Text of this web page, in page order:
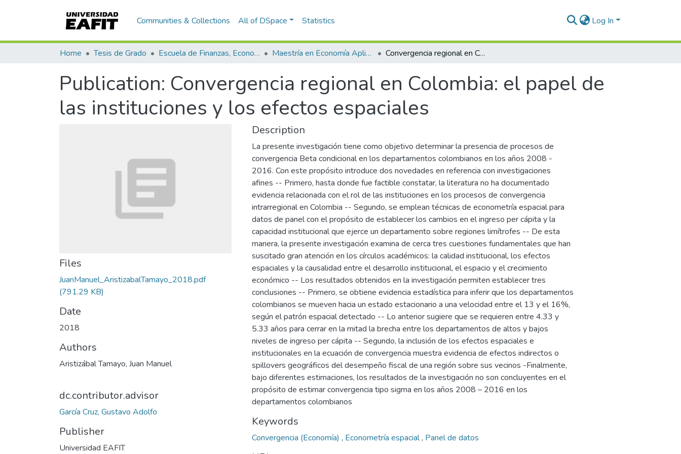
Communities & Collections All of DSpace Statistics Log In
Home Tesis de Grado Escuela de Finanzas, Economía y Gobierno Maestría en Economía Aplicada (tesis) Convergencia regional en Colombia: el papel de las instituciones y los efectos espaciales
Publication: Convergencia regional en Colombia: el papel de
las instituciones y los efectos espaciales
Files
JuanManuel_AristizabalTamayo_2018.pdf
(791.29 KB)
Date
2018
Authors
Aristizábal Tamayo, Juan Manuel
dc.contributor.advisor
García Cruz, Gustavo Adolfo
Publisher
Universidad EAFIT
Description
La presente investigación tiene como objetivo determinar la presencia de procesos de
convergencia Beta condicional en los departamentos colombianos en los años 2008 -
2016. Con este propósito introduce dos novedades en referencia con investigaciones
afines -- Primero, hasta donde fue factible constatar, la literatura no ha documentado
evidencia relacionada con el rol de las instituciones en los procesos de convergencia
intrarregional en Colombia -- Segundo, se emplean técnicas de econometría espacial para
datos de panel con el propósito de establecer los cambios en el ingreso per cápita y la
capacidad institucional que ejerce un departamento sobre regiones limítrofes -- De esta
manera, la presente investigación examina de cerca tres cuestiones fundamentales que han
suscitado gran atención en los círculos académicos: la calidad institucional, los efectos
espaciales y la causalidad entre el desarrollo institucional, el espacio y el crecimiento
económico -- Los resultados obtenidos en la investigación permiten establecer tres
conclusiones -- Primero, se obtiene evidencia estadística para inferir que los departamentos
colombianos se mueven hacia un estado estacionario a una velocidad entre el 13 y el 16%,
según el patrón espacial detectado -- Lo anterior sugiere que se requieren entre 4.33 y
5.33 años para cerrar en la mitad la brecha entre los departamentos de altos y bajos
niveles de ingreso per cápita -- Segundo, la inclusión de los efectos espaciales e
institucionales en la ecuación de convergencia muestra evidencia de efectos indirectos o
spillovers geográficos del desempeño fiscal de una región sobre sus vecinos -Finalmente,
bajo diferentes estimaciones, los resultados de la investigación no son concluyentes en el
propósito de estimar convergencia tipo sigma en los años 2008 – 2016 en los
departamentos colombianos
Keywords
Convergencia (Economía) , Econometría espacial, Panel de datos